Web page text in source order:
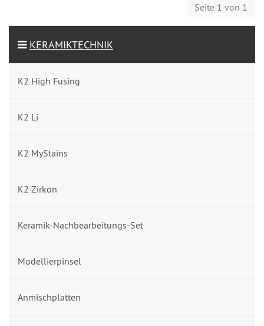
Seite 1 von 1
KERAMIKTECHNIK
K2 High Fusing
K2 Li
K2 MyStains
K2 Zirkon
Keramik-Nachbearbeitungs-Set
Modellierpinsel
Anmischplatten